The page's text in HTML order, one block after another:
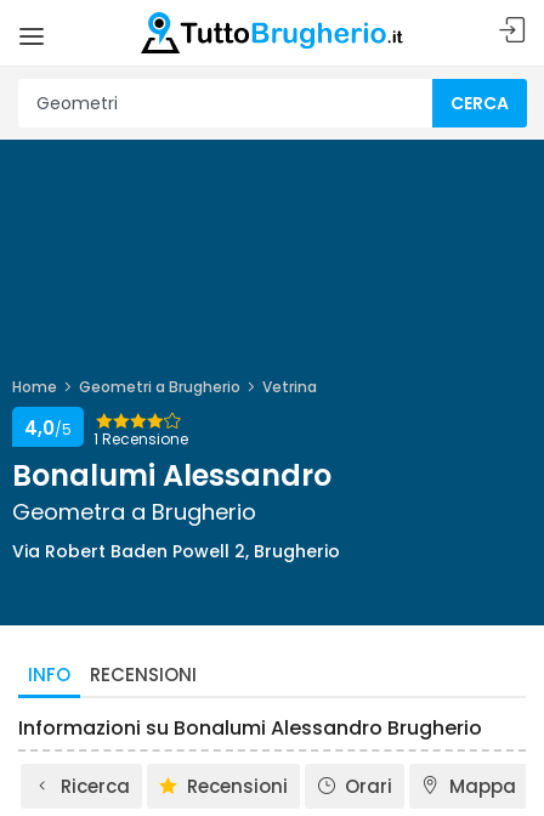
CERCA
Home Geometri a Brugherio Vetrina
1 Recensione
4,0/5
Bonalumi Alessandro
Geometra a Brugherio
Via Robert Baden Powell 2, Brugherio
INFO RECENSIONI
Informazioni su Bonalumi Alessandro Brugherio
Ricerca Recensioni Orari Mappa